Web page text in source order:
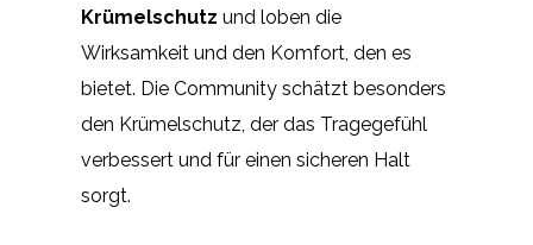
Krümelschutz und loben die
Wirksamkeit und den Komfort, den es
bietet. Die Community schätzt besonders
den Krümelschutz, der das Tragegefühl
verbessert und für einen sicheren Halt
sorgt.